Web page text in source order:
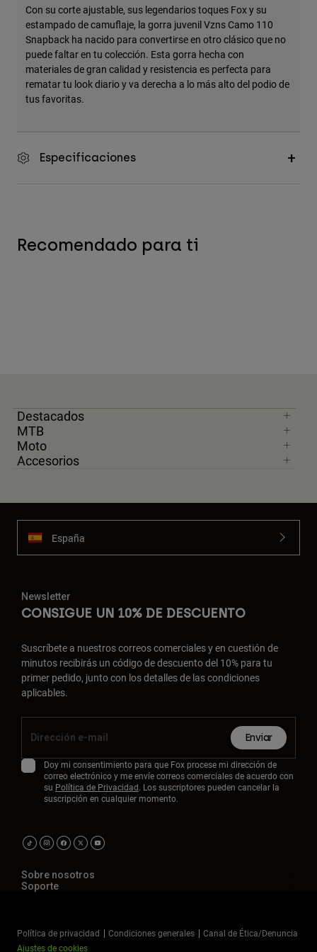
Accesorios
Ver Todo
Bolsas y Mochilas
Gorras y Gorros
Con su corte ajustable, sus legendarios toques Fox y su
estampado de camuflaje, la gorra juvenil Vzns Camo 110
Snapback ha nacido para convertirse en otro clásico que no
puede faltar en tu colección. Esta gorra hecha con
materiales de gran calidad y resistencia es perfecta para
rematar tu look diario y va derecha a lo más alto del podio de
tus favoritas.
Especificaciones
Recomendado para ti
Destacados
MTB
Moto
Accesorios
España
Newsletter
CONSIGUE UN 10% DE DESCUENTO
Suscríbete a nuestros correos comerciales y en cuestión de
minutos recibirás un código de descuento del 10% para tu
primer pedido, junto con los detalles de las condiciones
aplicables.
Enviar
Doy mi consentimiento para que Fox procese mi dirección de
correo electrónico y me envíe correos comerciales de acuerdo con
su Política de Privacidad. Los suscriptores pueden cancelar la
suscripción en cualquier momento.
Sobre nosotros
Soporte
Política de privacidad Condiciones generales
Canal de Ética/Denuncia
Ajustes de cookies